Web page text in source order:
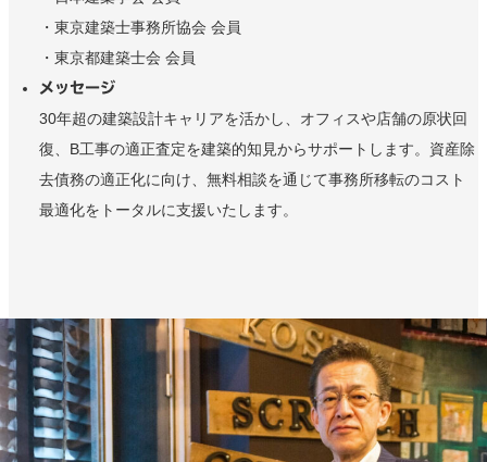
・東京建築士事務所協会 会員
・東京都建築士会 会員
メッセージ
30年超の建築設計キャリアを活かし、オフィスや店舗の原状回
復、B工事の適正査定を建築的知見からサポートします。資産除
去債務の適正化に向け、無料相談を通じて事務所移転のコスト
最適化をトータルに支援いたします。